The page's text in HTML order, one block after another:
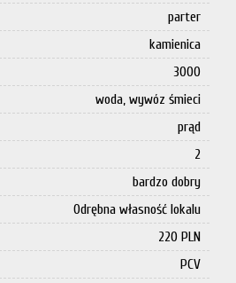
parter
kamienica
3000
woda, wywóz śmieci
prąd
2
bardzo dobry
Odrębna własność lokalu
220 PLN
PCV